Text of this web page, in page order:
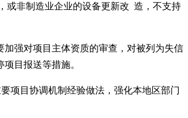
或非制造业企业的设备更新改 造，不支持
强对项目主体资质的审查，对被列为失信
目报送等措施。
项目协调机制经验做法，强化本地区部门